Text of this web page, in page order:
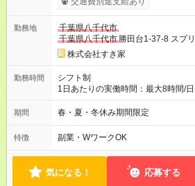
00）時給+150円 【試用期間】試用期間あり 試用期間の長さ：1
30日（※条件変更なし）ですが、切
ただきます。 研修制度あり：15時間
勤務地
千葉県八千代市
千葉県八千代市 勝田台1-37-8 スプ
株式会社すき家
勤務時間
シフト制
1日あたりの実働時間：最大8時間/
2h～OK ＜シフト例＞ 〇朝帯 5:00-
後帯 14:00-18:00 〇夜帯 18:00-
ます♪
期間 春・夏・冬休み期間限定
特徴 副業・WワークOK
気になる！ 応募する